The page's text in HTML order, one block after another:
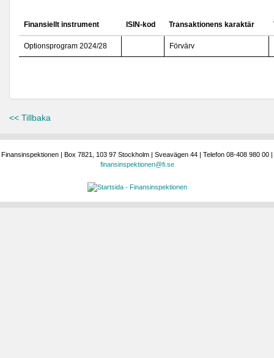
Finansiellt instrument ISIN-kod Transaktionens karaktär
Optionsprogram 2024/28 Förvärv
<< Tillbaka
Finansinspektionen | Box 7821, 103 97 Stockholm | Sveavägen 44 | Telefon 08-408 980 00 |
finansinspektionen@fi.se